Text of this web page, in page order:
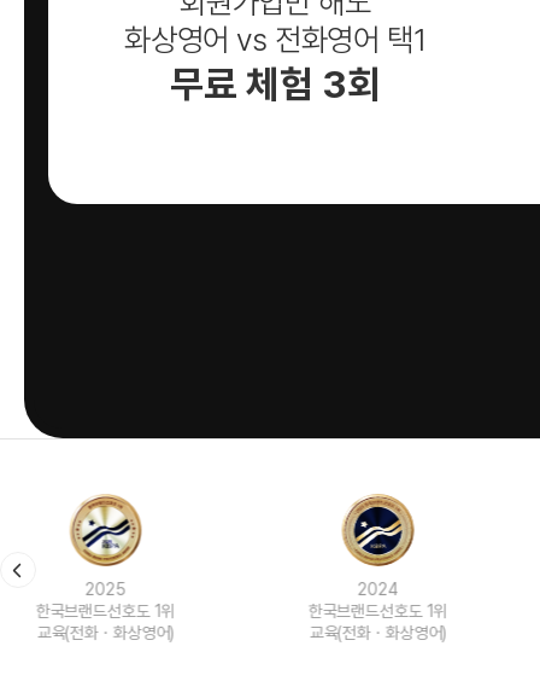
화상영어 vs 전화영어 택1
무료 체험 3회
2024
한국브랜드선호도 1위
교육(전화ㆍ화상영어)
2023
한국브랜드선호도 1위
교육(전화ㆍ화상영어)